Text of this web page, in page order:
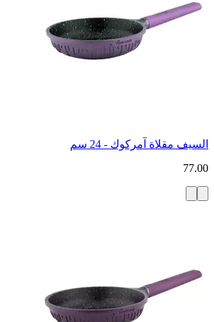
السيف مقلاة آمركوك - 24 سم
77.00